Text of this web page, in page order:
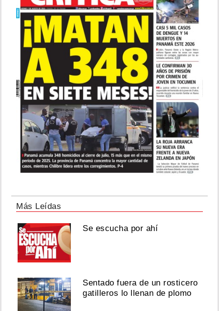
Más Leídas
Se escucha por ahí
Sentado fuera de un rosticero
gatilleros lo llenan de plomo